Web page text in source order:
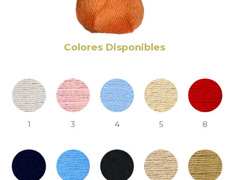
Colores Disponibles
1 3 4 5 8